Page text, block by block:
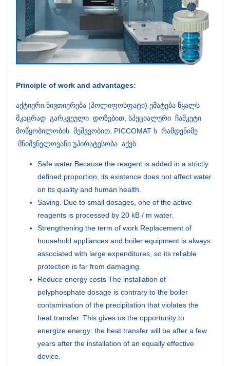
Principle of work and advantages:
აქტიური ნივთიერება (პოლიფოსფატი) ემატება წყალს
მკაცრად გარკვეული დოზებით, სპეციალური ჩამკეტი
მოწყობილობის მეშვეობით. PICCOMAT ს რამდენიმე
მნიშვნელოვანი უპირატესობა აქვს:
Safe water Because the reagent is added in a strictly
defined proportion, its existence does not affect water
on its quality and human health.
Saving. Due to small dosages, one of the active
reagents is processed by 20 kB / m water.
Strengthening the term of work Replacement of
household appliances and boiler equipment is always
associated with large expenditures, so its reliable
protection is far from damaging.
Reduce energy costs The installation of
polyphosphate dosage is contrary to the boiler
contamination of the precipitation that violates the
heat transfer. This gives us the opportunity to
energize energy: the heat transfer will be after a few
years after the installation of an equally effective
device.